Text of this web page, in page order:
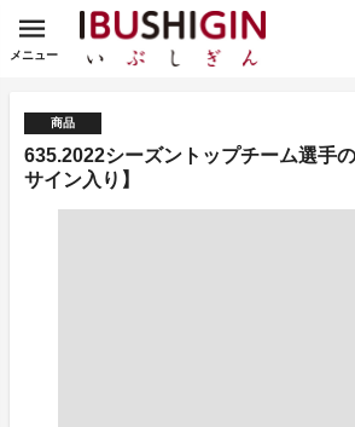
メニュー
商品
635.2022シーズントップチーム選手
サイン入り】